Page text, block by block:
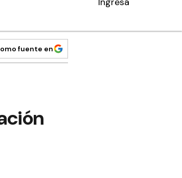
fuente en